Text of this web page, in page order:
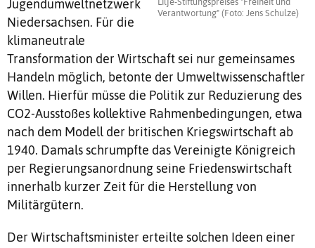
Verantwortung" (Foto: Jens Schulze)
Jugendumweltnetzwerk
Niedersachsen. Für die
klimaneutrale
Transformation der Wirtschaft sei nur gemeinsames
Handeln möglich, betonte der Umweltwissenschaftler
Willen. Hierfür müsse die Politik zur Reduzierung des
CO2-Ausstoßes kollektive Rahmenbedingungen, etwa
nach dem Modell der britischen Kriegswirtschaft ab
1940. Damals schrumpfte das Vereinigte Königreich
per Regierungsanordnung seine Friedenswirtschaft
innerhalb kurzer Zeit für die Herstellung von
Militärgütern.
Der Wirtschaftsminister erteilte solchen Ideen einer